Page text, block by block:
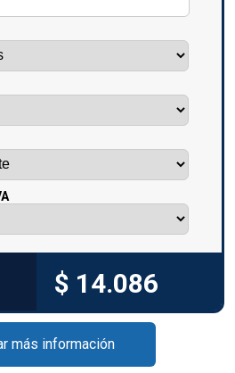
$ 14.086
más información